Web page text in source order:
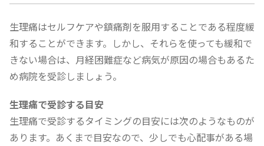
生理痛はセルフケアや鎮痛剤を服用することである程度緩
和することができます。しかし、それらを使っても緩和で
きない場合は、月経困難症など病気が原因の場合もあるた
め病院を受診しましょう。
生理痛で受診する目安
生理痛で受診するタイミングの目安には次のようなものが
あります。あくまで目安なので、少しでも心配事がある場